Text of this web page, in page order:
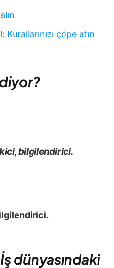
çöpe atın
bilgilendirici.
dünyasındaki